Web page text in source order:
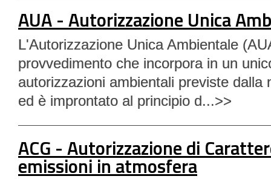
AUA - Autorizzazione Unica
L'Autorizzazione Unica Ambientale
provvedimento che incorpora in un
autorizzazioni ambientali previste dalla
ed è improntato al principio d...>>
ACG - Autorizzazione di
emissioni in atmosfera